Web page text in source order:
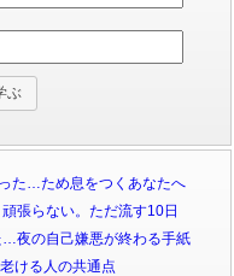
た…ため息をつくあなたへ
張らない。ただ流す10日
夜の自己嫌悪が終わる手紙
ける人の共通点